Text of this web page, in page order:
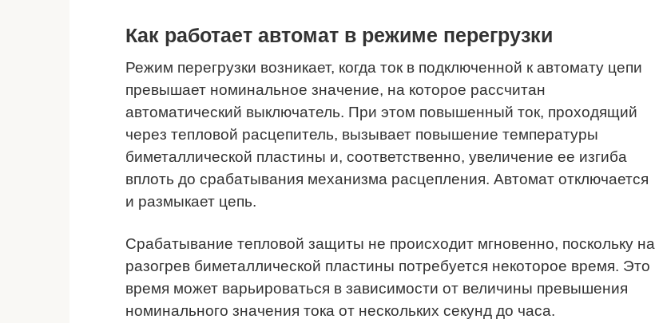
Как работает автомат в режиме перегрузки
Режим перегрузки возникает, когда ток в подключенной к автомату цепи
превышает номинальное значение, на которое рассчитан
автоматический выключатель. При этом повышенный ток, проходящий
через тепловой расцепитель, вызывает повышение температуры
биметаллической пластины и, соответственно, увеличение ее изгиба
вплоть до срабатывания механизма расцепления. Автомат отключается
и размыкает цепь.
Срабатывание тепловой защиты не происходит мгновенно, поскольку на
разогрев биметаллической пластины потребуется некоторое время. Это
время может варьироваться в зависимости от величины превышения
номинального значения тока от нескольких секунд до часа.